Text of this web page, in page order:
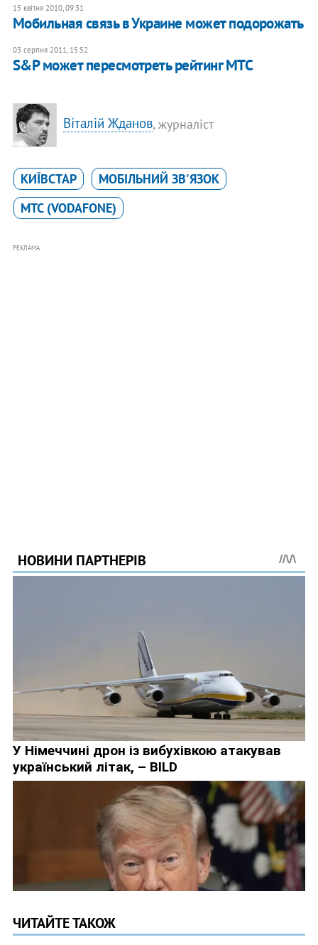
15 квітня 2010, 09:31
Мобильная связь в Украине может подорожать
03 серпня 2011, 15:52
S&P может пересмотреть рейтинг МТС
Віталій Жданов, журналіст
КИЇВСТАР
МОБІЛЬНИЙ ЗВ'ЯЗОК
МТС (VODAFONE)
РЕКЛАМА
ЧИТАЙТЕ ТАКОЖ